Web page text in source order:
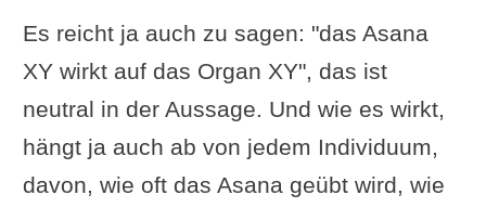
Es reicht ja auch zu sagen: "das Asana
XY wirkt auf das Organ XY", das ist
neutral in der Aussage. Und wie es wirkt,
hängt ja auch ab von jedem Individuum,
davon, wie oft das Asana geübt wird, wie